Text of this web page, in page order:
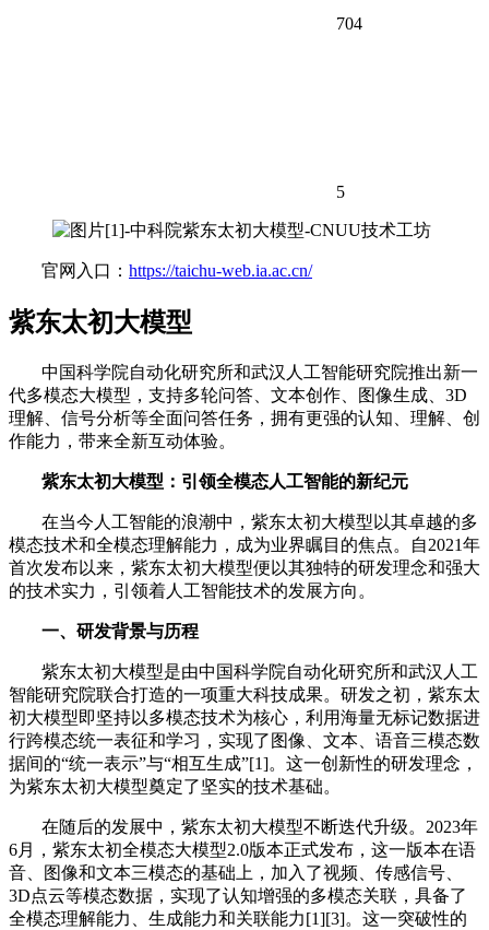
704
5
官网入口： https://taichu-web.ia.ac.cn/
紫东太初大模型
中国科学院自动化研究所和武汉人工智能研究院推出新一
代多模态大模型，支持多轮问答、文本创作、图像生成、3D
理解、信号分析等全面问答任务，拥有更强的认知、理解、创
作能力，带来全新互动体验。
紫东太初大模型：引领全模态人工智能的新纪元
在当今人工智能的浪潮中，紫东太初大模型以其卓越的多
模态技术和全模态理解能力，成为业界瞩目的焦点。自2021年
首次发布以来，紫东太初大模型便以其独特的研发理念和强大
的技术实力，引领着人工智能技术的发展方向。
一、研发背景与历程
紫东太初大模型是由中国科学院自动化研究所和武汉人工
智能研究院联合打造的一项重大科技成果。研发之初，紫东太
初大模型即坚持以多模态技术为核心，利用海量无标记数据进
行跨模态统一表征和学习，实现了图像、文本、语音三模态数
据间的“统一表示”与“相互生成”[1]。这一创新性的研发理念，
为紫东太初大模型奠定了坚实的技术基础。
在随后的发展中，紫东太初大模型不断迭代升级。2023年
6月，紫东太初全模态大模型2.0版本正式发布，这一版本在语
音、图像和文本三模态的基础上，加入了视频、传感信号、
3D点云等模态数据，实现了认知增强的多模态关联，具备了
全模态理解能力、生成能力和关联能力[1][3]。这一突破性的